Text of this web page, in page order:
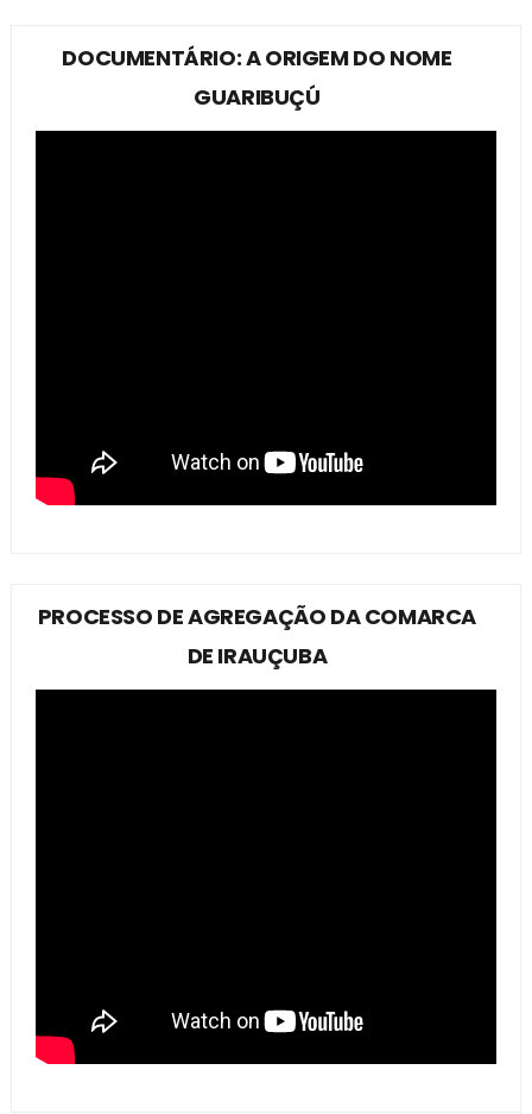
DOCUMENTÁRIO: A ORIGEM DO NOME
GUARIBUÇÚ
PROCESSO DE AGREGAÇÃO DA COMARCA
DE IRAUÇUBA